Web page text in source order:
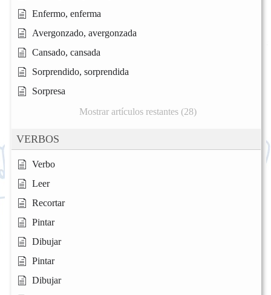
Enfermo, enferma
Avergonzado, avergonzada
Cansado, cansada
Sorprendido, sorprendida
Sorpresa
Mostrar artículos restantes (28)
VERBOS
Verbo
Leer
Recortar
Pintar
Dibujar
Pintar
Dibujar